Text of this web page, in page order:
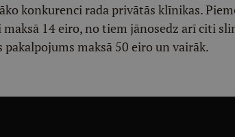
konkurenci rada privātās klīnikas.
14 eiro, no tiem jānosedz arī citi
maksā 50 eiro un vairāk.